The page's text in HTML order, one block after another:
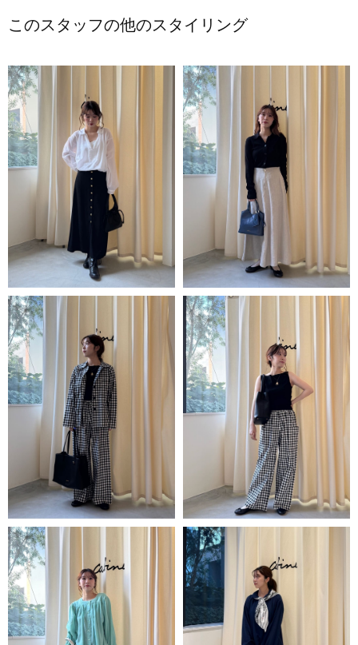
このスタッフの他のスタイリング